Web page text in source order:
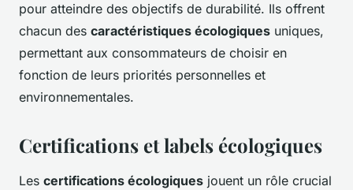
pour atteindre des objectifs de durabilité. Ils offrent
chacun des caractéristiques écologiques uniques,
permettant aux consommateurs de choisir en
fonction de leurs priorités personnelles et
environnementales.
Certifications et labels écologiques
Les certifications écologiques jouent un rôle crucial